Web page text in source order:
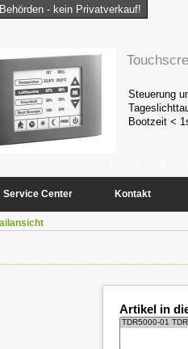
- kein Privatverkauf!
Steuerung
Bootzeit <
Service Center Kontakt
Artikel in